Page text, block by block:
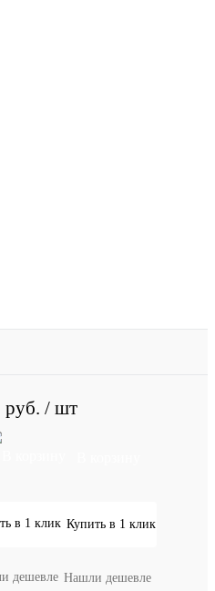
руб. / шт
Купить в 1 клик
Нашли дешевле